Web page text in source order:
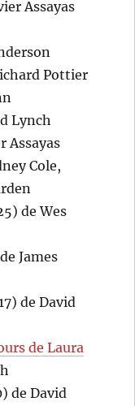
Assayas
Pottier
Lynch
Assayas
Cole,
de Wes
James
de David
de Laura
de David